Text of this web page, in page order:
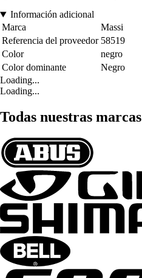
Información adicional
Marca
Massi
Referencia del proveedor 58519
Color
negro
Color dominante
Negro
Loading...
Loading...
Todas nuestras marcas